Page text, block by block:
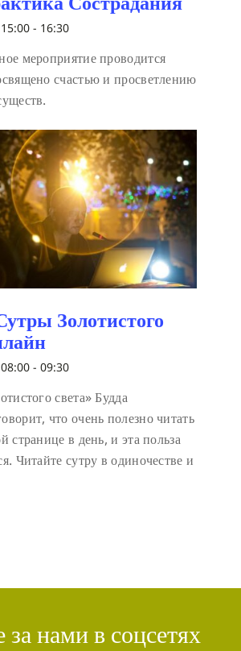
15:00 - 16:30
мероприятие проводится
счастью и просветлению
Золотистого
08:00 - 09:30
света» Будда
что очень полезно читать
странице в день, и эта польза
Читайте сутру в одиночестве и
за нами в соцсетях